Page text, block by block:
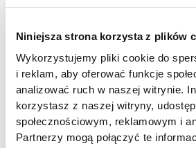
Niniejsza strona korzysta z plików
Wykorzystujemy pliki cookie do
i reklam, aby oferować funkcje
analizować ruch w naszej witrynie.
korzystasz z naszej witryny,
społecznościowym, reklamowym i
Partnerzy mogą połączyć te
Co dokładnie robimy
automatyzacji